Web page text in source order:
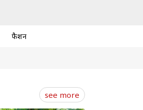
फैशन
see more